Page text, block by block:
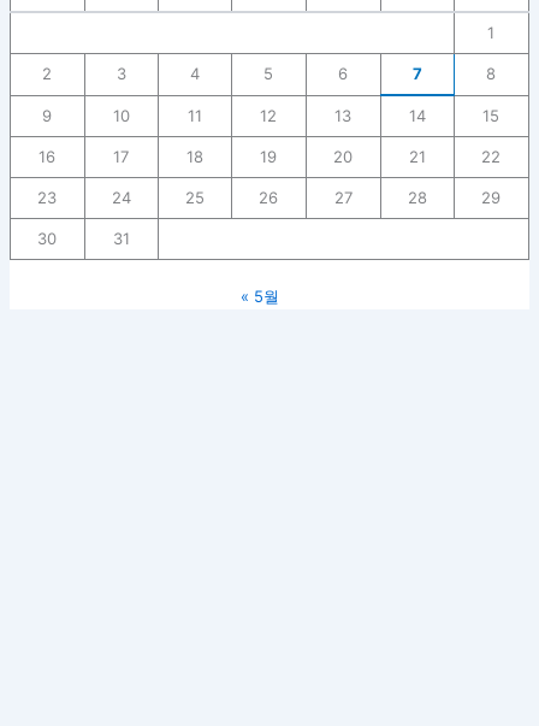
1
2 3 4 5 6 7 8
9 10 11 12 13 14 15
16 17 18 19 20 21 22
23 24 25 26 27 28 29
30 31
« 5월